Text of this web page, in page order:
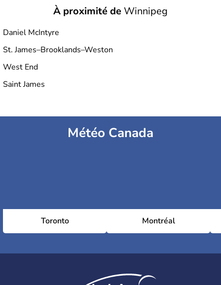
À proximité deWinnipeg
Daniel McIntyre
St. James–Brooklands–Weston
West End
Saint James
Météo Canada
Toronto Montréal